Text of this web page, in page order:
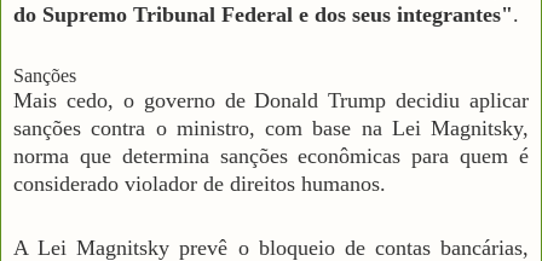
do Supremo Tribunal Federal e dos seus integrantes".
Sanções
Mais cedo, o governo de Donald Trump decidiu aplicar
sanções contra o ministro, com base na Lei Magnitsky,
norma que determina sanções econômicas para quem é
considerado violador de direitos humanos.
A Lei Magnitsky prevê o bloqueio de contas bancárias,